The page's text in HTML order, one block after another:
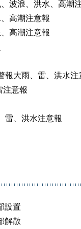
波浪、洪水、高潮
高潮注意報
高潮注意報
報大雨、雷、洪水注
注意報
雷、洪水注意報
設置
解散